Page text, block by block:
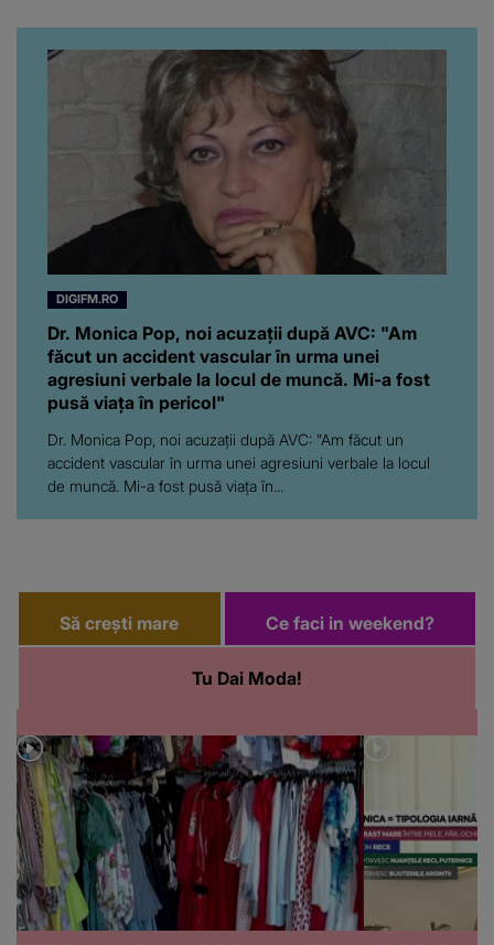
da, frumoasa iubită a lui
Florin Ristei e...
DIGIFM.RO
Dr. Monica Pop, noi acuzații după AVC: "Am
făcut un accident vascular în urma unei
agresiuni verbale la locul de muncă. Mi-a fost
pusă viața în pericol"
Dr. Monica Pop, noi acuzații după AVC: "Am făcut un
accident vascular în urma unei agresiuni verbale la locul
de muncă. Mi-a fost pusă viața în...
Să crești mare
Tu Dai Moda!
Ce faci in weekend?